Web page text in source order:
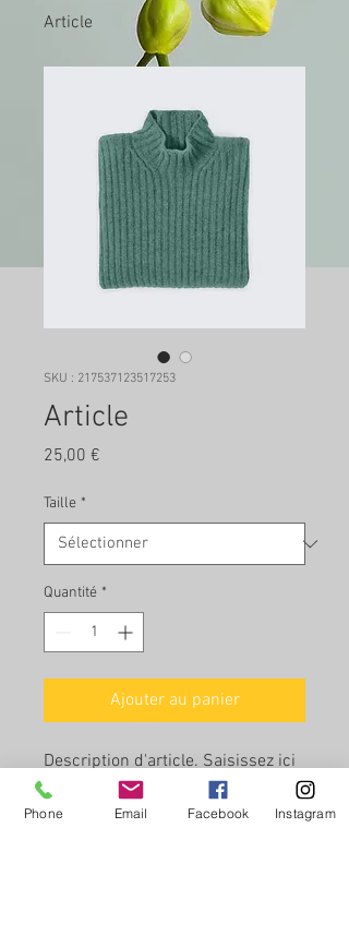
Article
SKU : 217537123517253
Article
25,00 €
Taille *
Quantité *
Ajouter au panier
Description d'article. Saisissez ici
les caractéristiques de l'article :
taille, matière et autres
Phone Email Facebook Instagram